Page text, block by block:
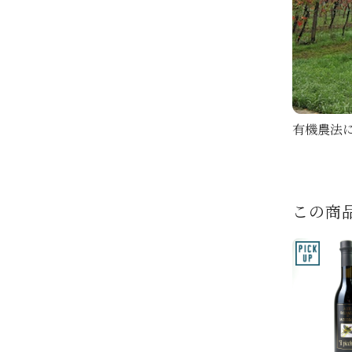
有機農法
この